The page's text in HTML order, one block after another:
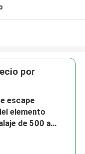
por
escape
elemento
de 500 a